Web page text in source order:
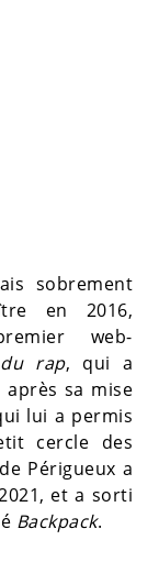
sobrement
en 2016,
web-
du rap, qui a
sa mise
lui a permis
cercle des
Périgueux a
et a sorti
Backpack.